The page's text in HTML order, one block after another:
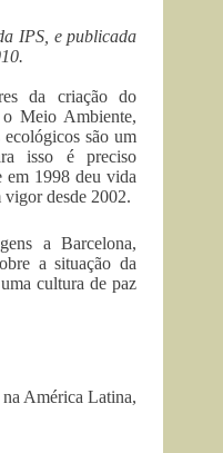
IPS, e publicada
da criação do
Meio Ambiente,
são um
isso é preciso
em 1998 deu vida
desde 2002.
a Barcelona,
a situação da
cultura de paz
América Latina,